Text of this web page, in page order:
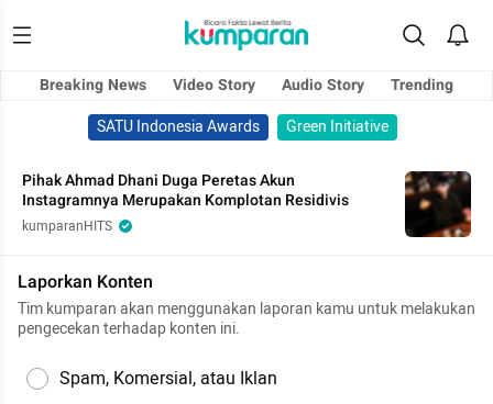
Breaking News Video Story Audio Story
Trending
SATU Indonesia Awards
Green Initiative
Pihak Ahmad Dhani Duga Peretas Akun
Instagramnya Merupakan Komplotan Residivis
kumparanHITS
Laporkan Konten
Tim kumparan akan menggunakan laporan kamu untuk melakukan
pengecekan terhadap konten ini.
Spam, Komersial, atau Iklan